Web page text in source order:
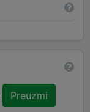
Preuzmi